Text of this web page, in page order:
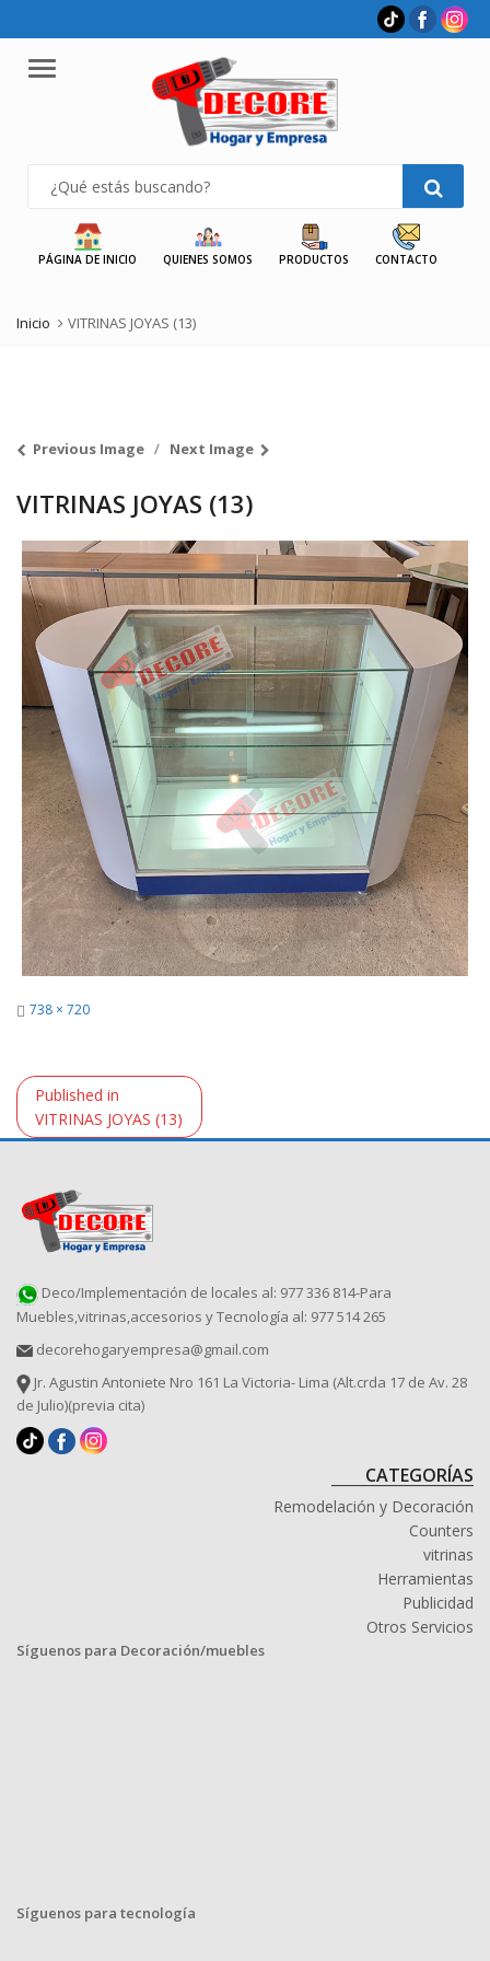
Menu
PÁGINA DE INICIO QUIENES SOMOS PRODUCTOS CONTACTO
Inicio VITRINAS JOYAS (13)
Previous Image Next Image
VITRINAS JOYAS (13)
Full
738 × 720
Navegación
de
entradas
Published in
VITRINAS JOYAS (13)
Deco/Implementación de locales al: 977 336 814-Para
Muebles,vitrinas,accesorios y Tecnología al: 977 514 265
decorehogaryempresa@gmail.com
Jr. Agustin Antoniete Nro 161 La Victoria- Lima (Alt.crda 17 de Av. 28
de Julio)(previa cita)
CATEGORÍAS
Remodelación y Decoración
Counters
vitrinas
Herramientas
Publicidad
Otros Servicios
Síguenos para Decoración/muebles
Síguenos para tecnología